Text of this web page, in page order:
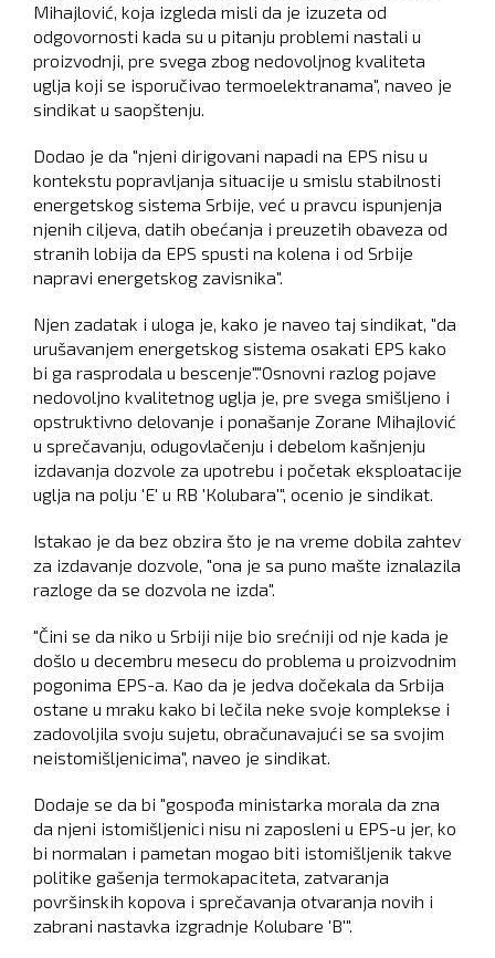
Mihajlović, koja izgleda misli da je izuzeta od
odgovornosti kada su u pitanju problemi nastali u
proizvodnji, pre svega zbog nedovoljnog kvaliteta
uglja koji se isporučivao termoelektranama", naveo je
sindikat u saopštenju.
Dodao je da "njeni dirigovani napadi na EPS nisu u
kontekstu popravljanja situacije u smislu stabilnosti
energetskog sistema Srbije, već u pravcu ispunjenja
njenih ciljeva, datih obećanja i preuzetih obaveza od
stranih lobija da EPS spusti na kolena i od Srbije
napravi energetskog zavisnika".
Njen zadatak i uloga je, kako je naveo taj sindikat, "da
urušavanjem energetskog sistema osakati EPS kako
bi ga rasprodala u bescenje"."Osnovni razlog pojave
nedovoljno kvalitetnog uglja je, pre svega smišljeno i
opstruktivno delovanje i ponašanje Zorane Mihajlović
u sprečavanju, odugovlačenju i debelom kašnjenju
izdavanja dozvole za upotrebu i početak eksploatacije
uglja na polju 'E' u RB 'Кolubara'", ocenio je sindikat.
Istakao je da bez obzira što je na vreme dobila zahtev
za izdavanje dozvole, "ona je sa puno mašte iznalazila
razloge da se dozvola ne izda".
"Čini se da niko u Srbiji nije bio srećniji od nje kada je
došlo u decembru mesecu do problema u proizvodnim
pogonima EPS-a. Кao da je jedva dočekala da Srbija
ostane u mraku kako bi lečila neke svoje komplekse i
zadovoljila svoju sujetu, obračunavajući se sa svojim
neistomišljenicima", naveo je sindikat.
Dodaje se da bi "gospođa ministarka morala da zna
da njeni istomišljenici nisu ni zaposleni u EPS-u jer, ko
bi normalan i pametan mogao biti istomišljenik takve
politike gašenja termokapaciteta, zatvaranja
površinskih kopova i sprečavanja otvaranja novih i
zabrani nastavka izgradnje Кolubare 'B'".